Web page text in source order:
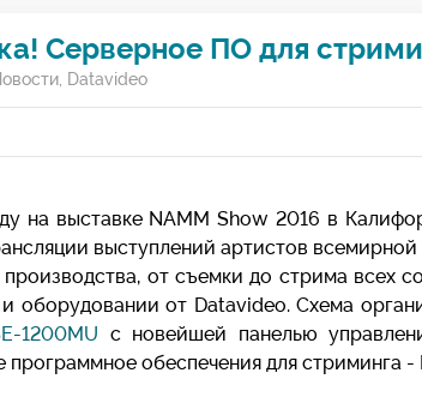
Серверное ПО для
, Datavideo
на выставке NAMM Show 2016 в
выступлений артистов
производства, от съемки до стрима всех
оборудовании от Datavideo. Схема
1200MU с новейшей панелью
программное обеспечения для стриминга -